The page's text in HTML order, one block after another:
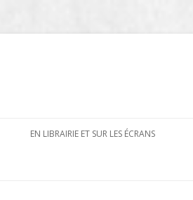
EN LIBRAIRIE ET SUR LES ÉCRANS